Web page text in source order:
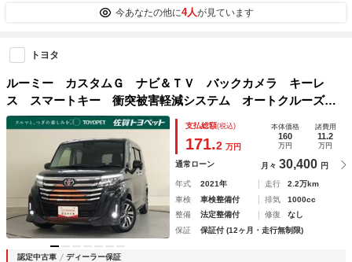
今あなたの他に4人が見ています
トヨタ
ルーミー カスタムＧ ナビ＆ＴＶ バックカメラ キーレ
ス スマートキー 衝突被害軽減システム オートクルーズコ
ントロール 両側電動スライド フル装備
支払総額(税込)
171.2 万円
本体価格
160
万円
諸費用
11.2
万円
通常ローン 月々 30,400 円
年式 2021年 走行
2.2万km
車検
車検整備付 排気
1000cc
整備
法定整備付 修復
なし
保証
保証付 (12ヶ月・走行無制限)
認定中古車 ディーラー保証